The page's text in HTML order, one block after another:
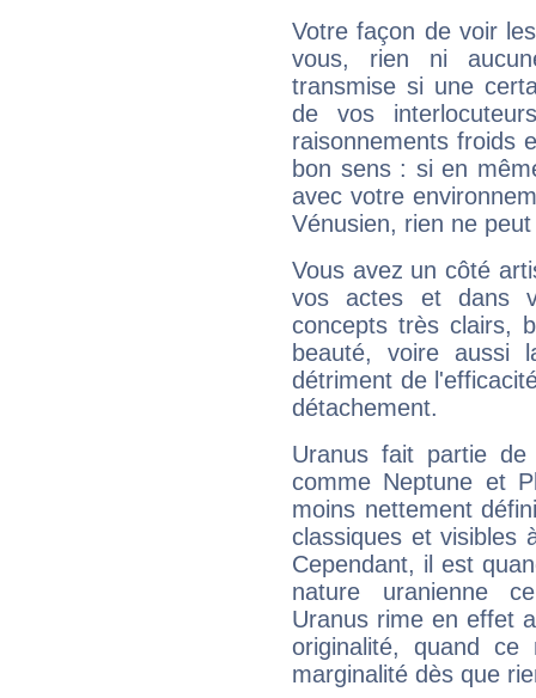
Votre façon de voir
vous, rien ni
transmise si une
de vos
raisonnements froids
bon sens : si en
avec votre
Vénusien, rien ne
Vous avez un côté
vos actes et dans
concepts très clairs,
beauté, voire aussi
détriment de
détachement.
Uranus fait partie
comme Neptune et
moins nettement
classiques et visibles
Cependant, il est
nature uranienne
Uranus rime en effet
originalité, quand ce
marginalité dès que